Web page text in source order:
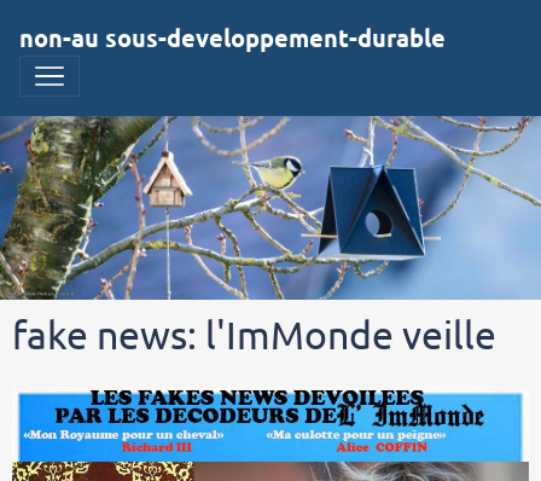
non-au sous-developpement-durable
fake news: l'ImMonde veille